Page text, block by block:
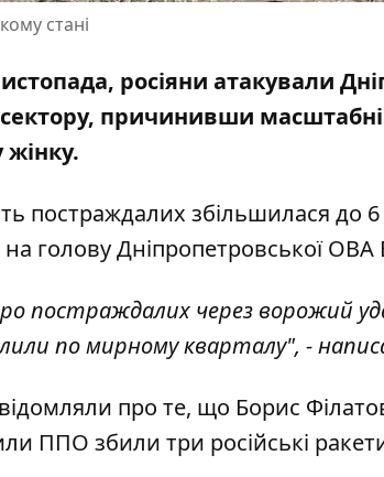
стані
росіяни атакували
причинивши
.
постраждалих збільшилася
голову Дніпропетровської
постраждалих через ворожий
по мирному кварталу", -
про те, що Борис
ППО збили три російські